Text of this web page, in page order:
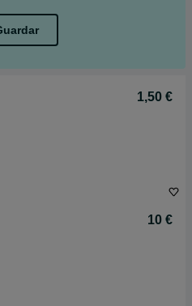
1,50 €
10 €